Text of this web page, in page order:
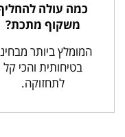
כמה עולה
משקוף מתכת?
המומלץ ביותר
בטיחותית והכי קל
לתחזוקה.